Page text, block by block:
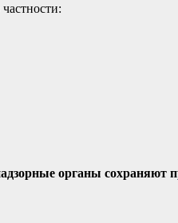
частности:
органы сохраняют